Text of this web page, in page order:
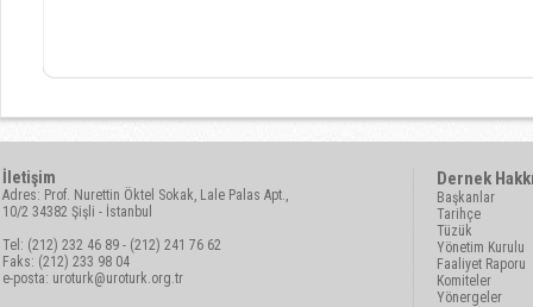
İletişim
Adres: Prof. Nurettin Öktel Sokak, Lale Palas Apt.,
10/2 34382 Şişli - İstanbul
Tel: (212) 232 46 89 - (212) 241 76 62
Faks: (212) 233 98 04
e-posta: uroturk@uroturk.org.tr
Dernek
Başkanlar
Tarihçe
Tüzük
Yönetim Kurulu
Faaliyet Raporu
Komiteler
Yönergeler